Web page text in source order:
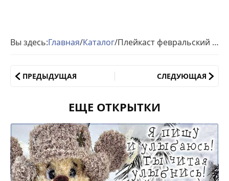
Вы здесь:Главная/Каталог/ Плейкаст февральский приветик
ПРЕДЫДУЩАЯ СЛЕДУЮЩАЯ
ЕЩЕ ОТКРЫТКИ